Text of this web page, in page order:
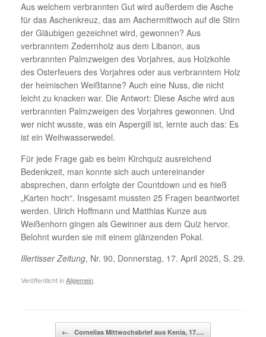
Aus welchem verbrannten Gut wird außerdem die Asche
für das Aschenkreuz, das am Aschermittwoch auf die Stirn
der Gläubigen gezeichnet wird, gewonnen? Aus
verbranntem Zedernholz aus dem Libanon, aus
verbrannten Palmzweigen des Vorjahres, aus Holzkohle
des Osterfeuers des Vorjahres oder aus verbranntem Holz
der heimischen Weißtanne? Auch eine Nuss, die nicht
leicht zu knacken war. Die Antwort: Diese Asche wird aus
verbrannten Palmzweigen des Vorjahres gewonnen. Und
wer nicht wusste, was ein Aspergill ist, lernte auch das: Es
ist ein Weihwasserwedel.
Für jede Frage gab es beim Kirchquiz ausreichend
Bedenkzeit, man konnte sich auch untereinander
absprechen, dann erfolgte der Countdown und es hieß
„Karten hoch“. Insgesamt mussten 25 Fragen beantwortet
werden. Ulrich Hoffmann und Matthias Kunze aus
Weißenhorn gingen als Gewinner aus dem Quiz hervor.
Belohnt wurden sie mit einem glänzenden Pokal.
Illertisser Zeitung, Nr. 90, Donnerstag, 17. April 2025, S. 29.
Veröffentlicht inAllgemein
Beitragsnavigation
← Cornelias Mittwochsbrief aus Kenia, 17.…